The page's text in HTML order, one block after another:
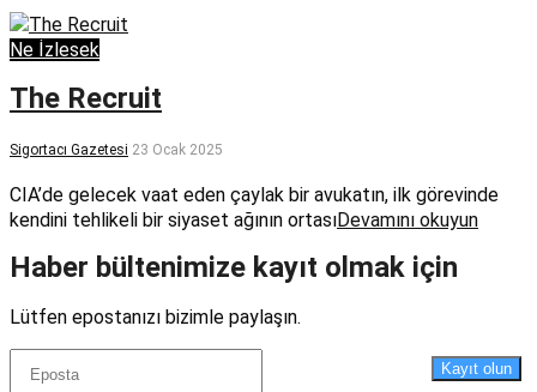
Ne İzlesek
The Recruit
Sigortacı Gazetesi 23 Ocak 2025
CIA’de gelecek vaat eden çaylak bir avukatın, ilk görevinde
kendini tehlikeli bir siyaset ağının ortasıDevamını okuyun
Haber bültenimize kayıt olmak için
Lütfen epostanızı bizimle paylaşın.
Kayıt olun